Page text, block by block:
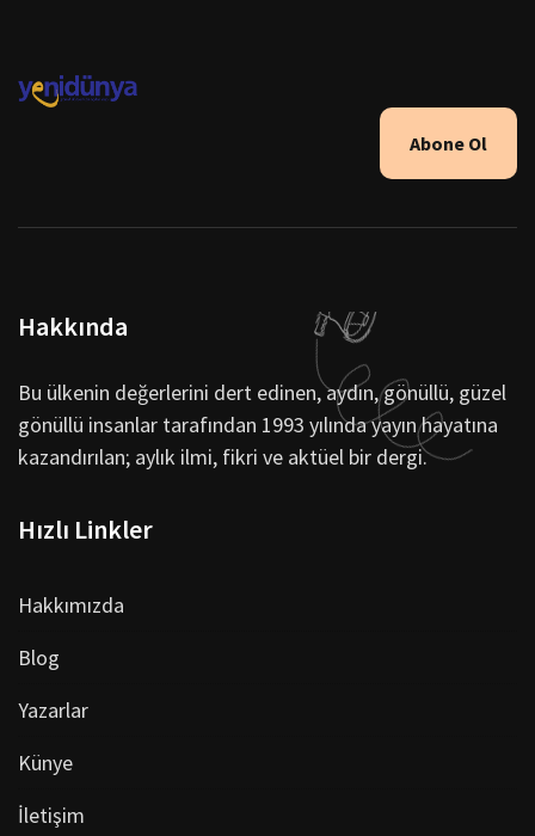
Abone Ol
Hakkında
Bu ülkenin değerlerini dert edinen, aydın, gönüllü, güzel
gönüllü insanlar tarafından 1993 yılında yayın hayatına
kazandırılan; aylık ilmi, fikri ve aktüel bir dergi.
Hızlı Linkler
Hakkımızda
Blog
Yazarlar
Künye
İletişim